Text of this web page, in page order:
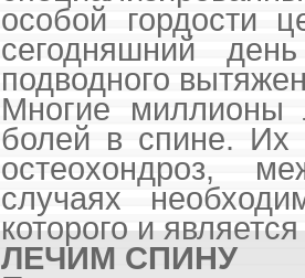
особой гордости
сегодняшний
подводного
Многие миллионы
болей в спине. Их
остеохондроз,
случаях
которого и
ЛЕЧИМ СПИНУ